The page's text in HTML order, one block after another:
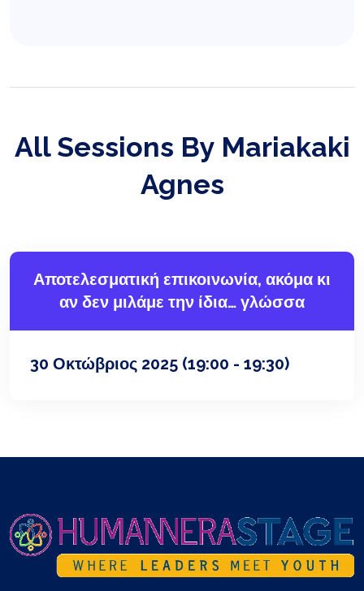
All Sessions By Mariakaki
Agnes
Αποτελεσματική επικοινωνία, ακόμα κι
αν δεν μιλάμε την ίδια… γλώσσα
30 Οκτώβριος 2025 (19:00 - 19:30)